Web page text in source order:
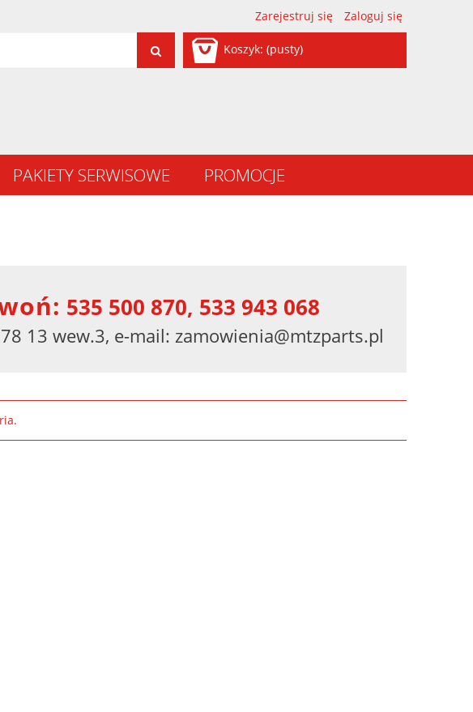
Zarejestruj się Zaloguj się
Koszyk: (pusty)
PAKIETY SERWISOWE
PROMOCJE
535 500 870, 533 943 068
13 wew.3, e-mail: zamowienia@mtzparts.pl